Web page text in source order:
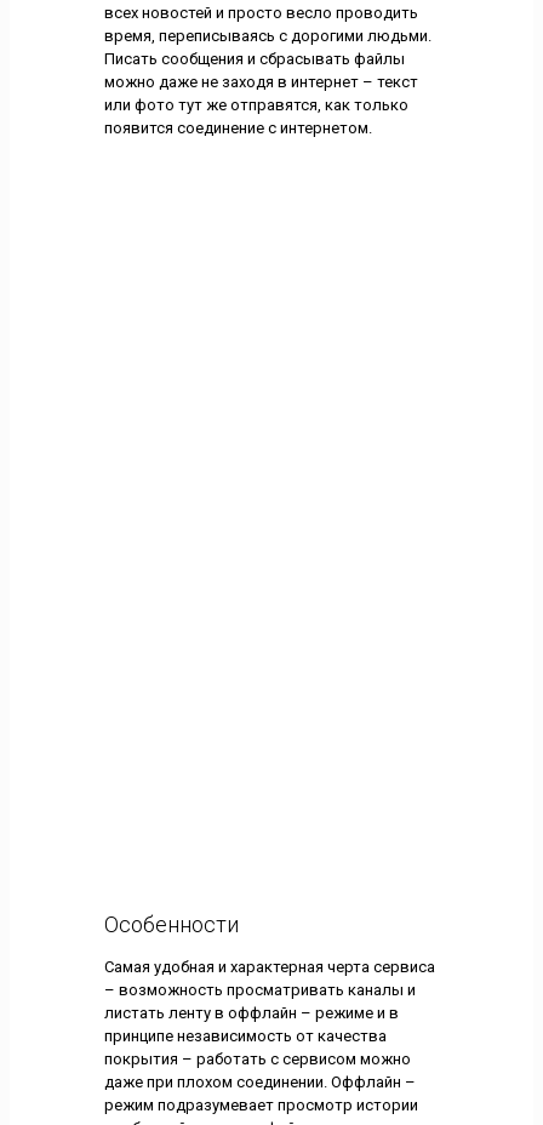
всех новостей и просто весло проводить
время, переписываясь с дорогими людьми.
Писать сообщения и сбрасывать файлы
можно даже не заходя в интернет – текст
или фото тут же отправятся, как только
появится соединение с интернетом.
Особенности
Самая удобная и характерная черта сервиса
– возможность просматривать каналы и
листать ленту в оффлайн – режиме и в
принципе независимость от качества
покрытия – работать с сервисом можно
даже при плохом соединении. Оффлайн –
режим подразумевает просмотр истории